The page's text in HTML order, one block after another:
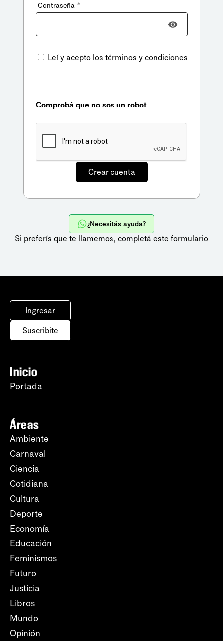
Contraseña *
Leí y acepto los términos y condiciones
Comprobá que no sos un robot
¿Necesitás ayuda?
Si preferís que te llamemos, completá este formulario
Ingresar
Suscribite
Inicio
Portada
Áreas
Ambiente
Carnaval
Ciencia
Cotidiana
Cultura
Deporte
Economía
Educación
Feminismos
Futuro
Justicia
Libros
Mundo
Opinión